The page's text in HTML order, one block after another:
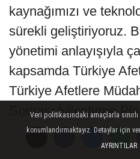
kaynağımızı ve
sürekli geliştiriyoruz.
yönetimi anlayışıyla
kapsamda Türkiye
Türkiye Afetlere
Sonrası İyileştirme
aşamalı bir sistem
sonrası yürütülen
Veri politikasındaki amaçlarla
konumlandırmaktayız. Detaylar için
AYRINTILAR